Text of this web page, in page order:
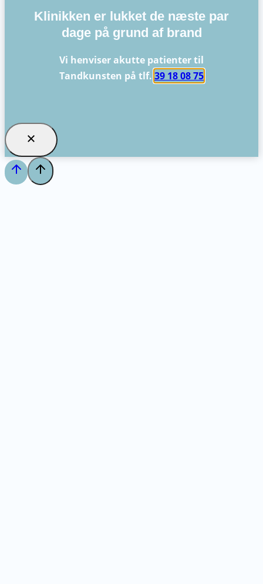
Klinikken er lukket de næste par
dage på grund af brand
Vi henviser akutte patienter til
Tandkunsten på tlf. 39 18 08 75